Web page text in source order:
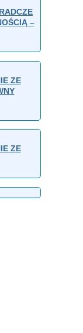
–
ZE
ZE